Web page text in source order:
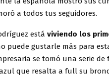
a todos tus seguidores.
está viviendo los
puede gustarle más para
se tomó una serie
que resalta a full su